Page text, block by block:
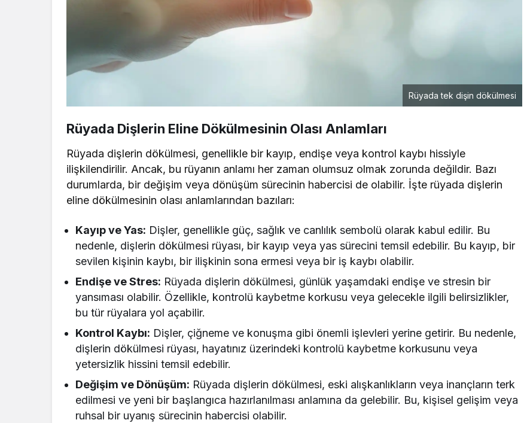
Rüyada tek dişin dökülmesi
Rüyada Dişlerin Eline Dökülmesinin Olası Anlamları
Rüyada dişlerin dökülmesi, genellikle bir kayıp, endişe veya kontrol kaybı hissiyle
ilişkilendirilir. Ancak, bu rüyanın anlamı her zaman olumsuz olmak zorunda değildir. Bazı
durumlarda, bir değişim veya dönüşüm sürecinin habercisi de olabilir. İşte rüyada dişlerin
eline dökülmesinin olası anlamlarından bazıları:
Kayıp ve Yas: Dişler, genellikle güç, sağlık ve canlılık sembolü olarak kabul edilir. Bu
nedenle, dişlerin dökülmesi rüyası, bir kayıp veya yas sürecini temsil edebilir. Bu kayıp, bir
sevilen kişinin kaybı, bir ilişkinin sona ermesi veya bir iş kaybı olabilir.
Endişe ve Stres: Rüyada dişlerin dökülmesi, günlük yaşamdaki endişe ve stresin bir
yansıması olabilir. Özellikle, kontrolü kaybetme korkusu veya gelecekle ilgili belirsizlikler,
bu tür rüyalara yol açabilir.
Kontrol Kaybı: Dişler, çiğneme ve konuşma gibi önemli işlevleri yerine getirir. Bu nedenle,
dişlerin dökülmesi rüyası, hayatınız üzerindeki kontrolü kaybetme korkusunu veya
yetersizlik hissini temsil edebilir.
Değişim ve Dönüşüm: Rüyada dişlerin dökülmesi, eski alışkanlıkların veya inançların terk
edilmesi ve yeni bir başlangıca hazırlanılması anlamına da gelebilir. Bu, kişisel gelişim veya
ruhsal bir uyanış sürecinin habercisi olabilir.
Rüyada Ahududu Reçeli Almak Ne